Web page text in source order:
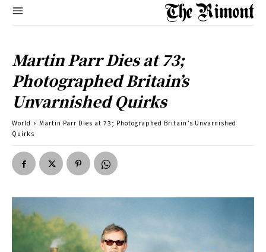
Martin Parr Dies at 73;
Photographed Britain’s
Unvarnished Quirks
World
Martin Parr Dies at 73; Photographed Britain’s Unvarnished
Quirks